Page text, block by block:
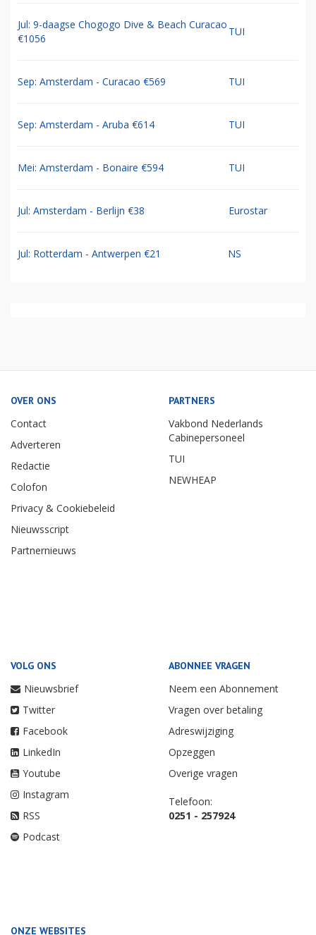
Jul: 9-daagse Chogogo Dive & Beach Curacao
€1056
TUI
Sep: Amsterdam - Curacao €569 TUI
Sep: Amsterdam - Aruba €614 TUI
Mei: Amsterdam - Bonaire €594 TUI
Jul: Amsterdam - Berlijn €38 Eurostar
Jul: Rotterdam - Antwerpen €21 NS
OVER ONS
Contact
Adverteren
Redactie
Colofon
Privacy & Cookiebeleid
Nieuwsscript
Partnernieuws
PARTNERS
Vakbond Nederlands
Cabinepersoneel
TUI
NEWHEAP
VOLG ONS
Nieuwsbrief
Twitter
Facebook
LinkedIn
Youtube
Instagram
RSS
Podcast
ABONNEE VRAGEN
Neem een Abonnement
Vragen over betaling
Adreswijziging
Opzeggen
Overige vragen
Telefoon:
0251 - 257924
ONZE WEBSITES